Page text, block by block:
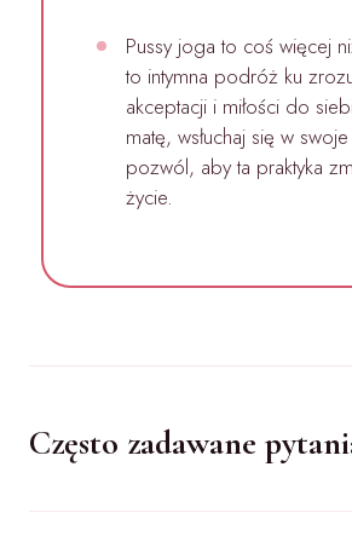
Pussy joga to coś więcej
to intymna podróż ku
akceptacji i miłości do
matę, wsłuchaj się w swoje
pozwól, aby ta praktyka
życie.
Często zadawane